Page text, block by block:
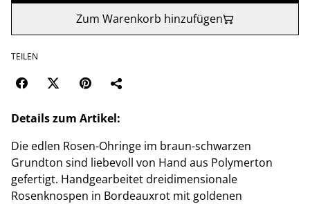
Zum Warenkorb hinzufügen
TEILEN
Details zum Artikel:
Die edlen Rosen-Ohringe im braun-schwarzen
Grundton sind liebevoll von Hand aus Polymerton
gefertigt. Handgearbeitet dreidimensionale
Rosenknospen in Bordeauxrot mit goldenen